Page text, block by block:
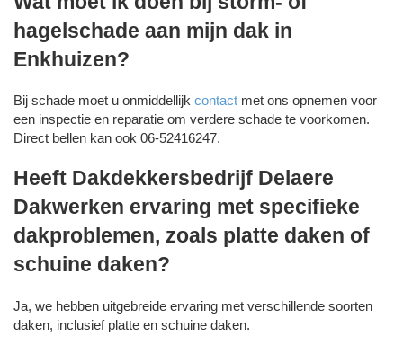
hagelschade aan mijn dak in
Enkhuizen?
Bij schade moet u onmiddellijk contact met ons opnemen voor
een inspectie en reparatie om verdere schade te voorkomen.
Direct bellen kan ook 06-52416247.
Heeft Dakdekkersbedrijf Delaere
Dakwerken ervaring met specifieke
dakproblemen, zoals platte daken of
schuine daken?
Ja, we hebben uitgebreide ervaring met verschillende soorten
daken, inclusief platte en schuine daken.